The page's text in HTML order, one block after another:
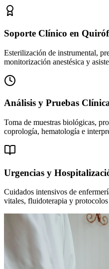
Soporte Clínico en
Esterilización de instrumental,
monitorización anestésica y
Análisis y Pruebas
Toma de muestras biológicas,
coprología, hematología e
Urgencias y
Cuidados intensivos de
vitales, fluidoterapia y